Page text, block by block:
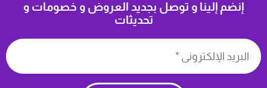
إنضم إلينا و توصل بجديد العروض و خصومات و
تحديثات